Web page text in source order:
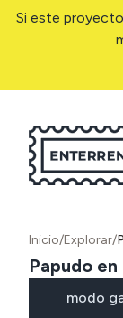
Si este
Inicio/Explorar/
Papudo en
modo